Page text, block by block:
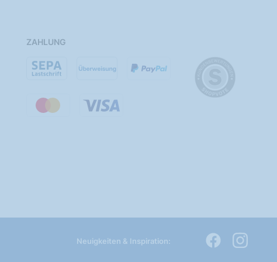
ZAHLUNG
Neuigkeiten & Inspiration: